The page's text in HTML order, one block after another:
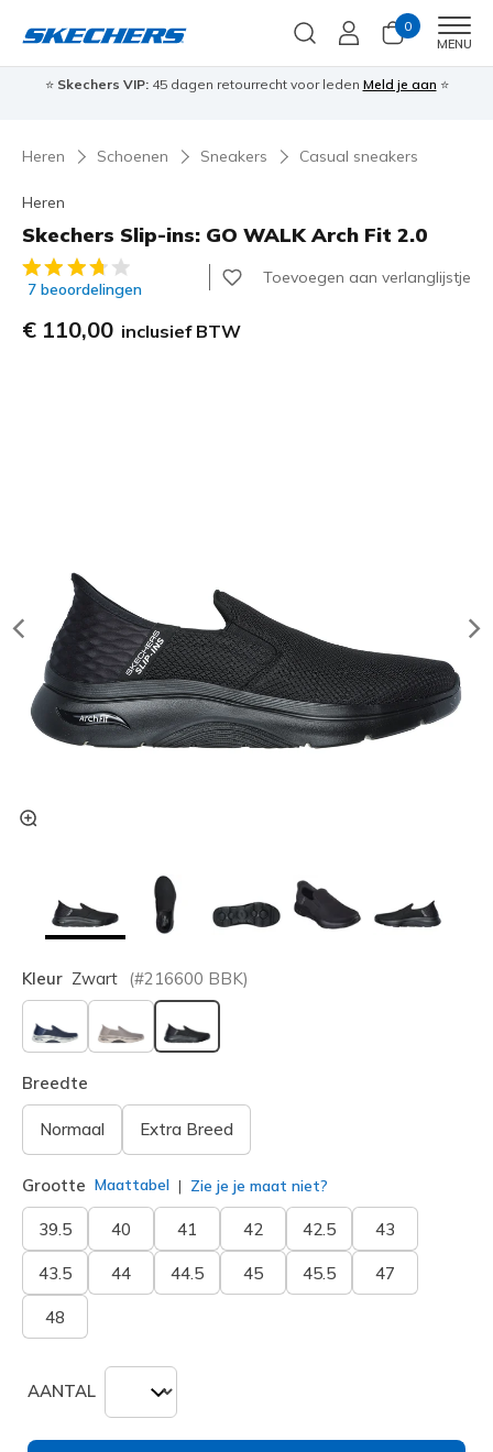
0
MENU
⭐ Skechers VIP:45 dagen retourrecht voor leden Meld je aan ⭐
Heren Schoenen Sneakers Casual sneakers
Heren
Skechers Slip-ins: GO WALK Arch Fit 2.0
5 van de 5 klantbeoordelingen
7 beoordelingen
Toevoegen aan verlanglijstje
€ 110,00 inclusief BTW
Kleur Zwart (#216600 BBK)
geselecteerd
Breedte
Normaal Extra Breed
Grootte Maattabel Zie je je maat niet?
39.5 40 41 42 42.5 43
43.5 44 44.5 45 45.5 47
48
AANTAL